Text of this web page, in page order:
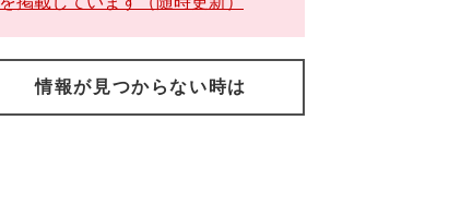
情報が見つからない時は